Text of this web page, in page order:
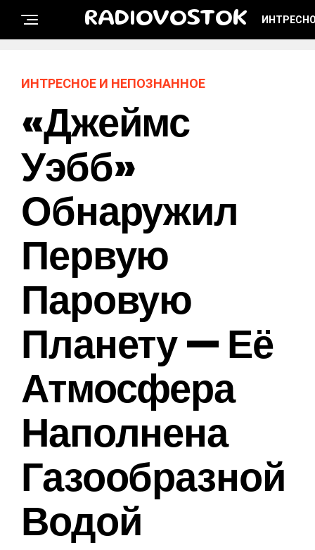
RADIOVOSTOK
ИНТРЕСНОЕ И НЕПОЗНАННОЕ
«Джеймс
Уэбб»
Обнаружил
Первую
Паровую
Планету — Её
Атмосфера
Наполнена
Газообразной
Водой